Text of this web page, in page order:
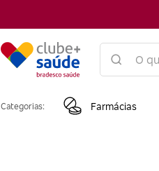
Categorias: Farmácias